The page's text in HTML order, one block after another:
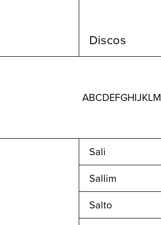
Discos
ABCDEFGHIJKLM
Sali
Sallim
Salto